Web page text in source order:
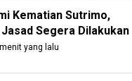
Kematian Sutrimo,
Segera Dilakukan
yang lalu